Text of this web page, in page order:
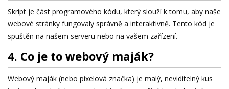
Skript je část programového kódu, který slouží k tomu, aby naše
webové stránky fungovaly správně a interaktivně. Tento kód je
spuštěn na našem serveru nebo na vašem zařízení.
4. Co je to webový maják?
Webový maják (nebo pixelová značka) je malý, neviditelný kus